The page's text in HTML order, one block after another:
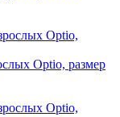
Optio, размер